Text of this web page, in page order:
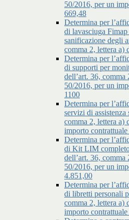
50/2016, per un
669,48
Determina per
di lavasciuga
sanificazione degli
comma 2, lettera a)
Determina per
di supporti per
dell’art. 36,
50/2016, per un
1100
Determina per
servizi di assistenza
comma 2, lettera a)
importo
Determina per
di Kit LIM
dell’art. 36,
50/2016, per un
4.851,00
Determina per
di libretti personali
comma 2, lettera a)
importo